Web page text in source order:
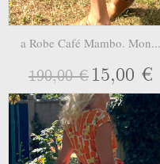
a Robe Café Mambo. Mon...
190,00 € 15,00 €